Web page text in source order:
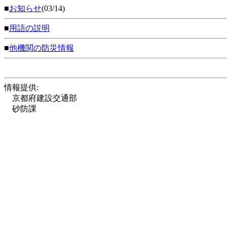
■お知らせ(03/14)
■用語の説明
■他機関の防災情報
情報提供:
京都府建設交通部
砂防課